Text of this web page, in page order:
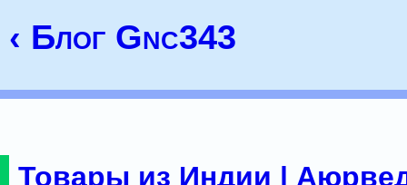
‹ Блог Gnc343
Товары из Индии |